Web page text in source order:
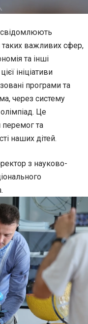
таких важливих сфер,
та інші
ініціативи
програми та
через систему
Це
та
наших дітей.
з науково-